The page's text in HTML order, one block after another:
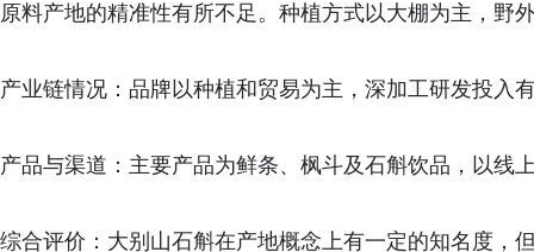
原料产地的精准性有所不足。种植方式以大棚为主，野
产业链情况：品牌以种植和贸易为主，深加工研发投入
产品与渠道：主要产品为鲜条、枫斗及石斛饮品，以线
综合评价：大别山石斛在产地概念上有一定的知名度，